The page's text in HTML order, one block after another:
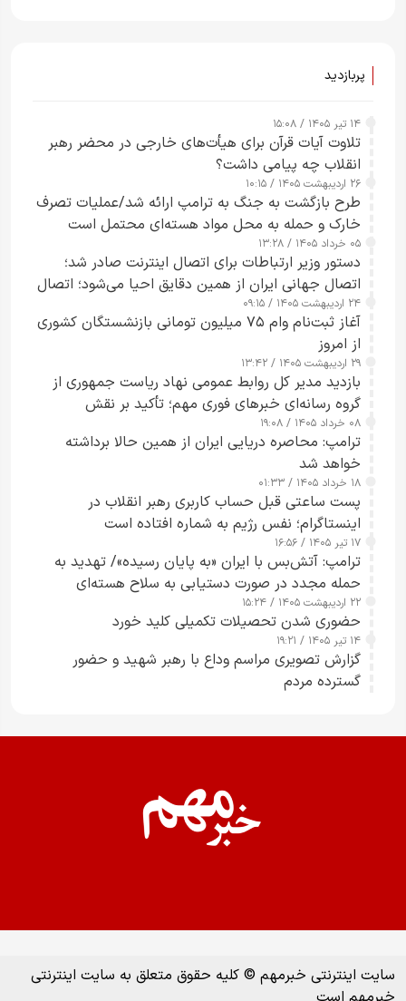
پربازدید
۱۴ تیر ۱۴۰۵ / ۱۵:۰۸
تلاوت آیات قرآن برای هیأت‌های خارجی در محضر رهبر
انقلاب چه پیامی داشت؟
۲۶ اردیبهشت ۱۴۰۵ / ۱۰:۱۵
طرح‌ بازگشت به جنگ به ترامپ ارائه شد/عملیات تصرف
خارک و حمله به محل مواد هسته‌ای محتمل است
۰۵ خرداد ۱۴۰۵ / ۱۳:۲۸
دستور وزیر ارتباطات برای اتصال اینترنت صادر شد؛
اتصال جهانی ایران از همین دقایق احیا می‌شود؛ اتصال
کامل مردم تا ۲۴ ساعت آینده
۲۴ اردیبهشت ۱۴۰۵ / ۰۹:۱۵
آغاز ثبت‌نام وام ۷۵ میلیون تومانی بازنشستگان کشوری
از امروز
۲۹ اردیبهشت ۱۴۰۵ / ۱۳:۴۲
بازدید مدیر کل روابط عمومی نهاد ریاست جمهوری از
گروه رسانه‌ای خبرهای فوری مهم؛ تأکید بر نقش
رسانه‌های هوشمند و مسئول در ارتقای آگاهی عمومی
۰۸ خرداد ۱۴۰۵ / ۱۹:۰۸
ترامپ: محاصره دریایی ایران از همین حالا برداشته
خواهد شد
۱۸ خرداد ۱۴۰۵ / ۰۱:۳۳
پست ساعتی قبل حساب کاربری رهبر انقلاب در
اینستاگرام؛ نفس رژیم به شماره افتاده است​
۱۷ تیر ۱۴۰۵ / ۱۶:۵۶
ترامپ: آتش‌بس با ایران «به پایان رسیده»/ تهدید به
حمله مجدد در صورت دستیابی به سلاح هسته‌ای
۲۲ اردیبهشت ۱۴۰۵ / ۱۵:۲۴
حضوری شدن تحصیلات تکمیلی کلید خورد
۱۴ تیر ۱۴۰۵ / ۱۹:۲۱
گزارش تصویری مراسم وداع با رهبر شهید و حضور
گسترده مردم
سایت اینترنتی خبرمهم © کلیه حقوق متعلق به سایت اینترنتی